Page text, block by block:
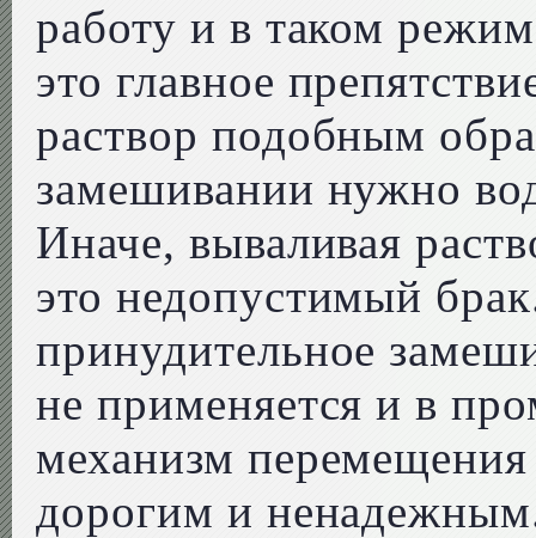
работу и в таком
это главное
раствор подобным
замешивании нужно
Иначе, вываливая
это недопустимый
принудительное
не применяется и в
механизм
дорогим и